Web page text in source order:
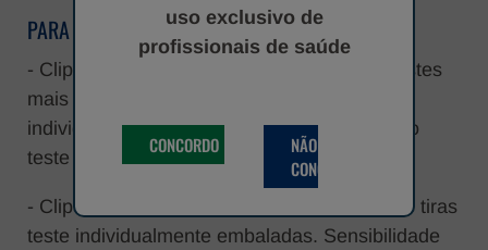
uso exclusivo de
profissionais de saúde
CONCORDO
NÃO
CONCORDO
PARA USO PROFISSIONAL:
- Clip Test Plus Card – embalagem de 25 testes
mais respectiva pipeta de plástico,
individualmente embaladas. Sensibilidade do
teste 25 UI/L;
- Clip Test Plus Strip Foil - embalagem de 50 tiras
teste individualmente embaladas. Sensibilidade